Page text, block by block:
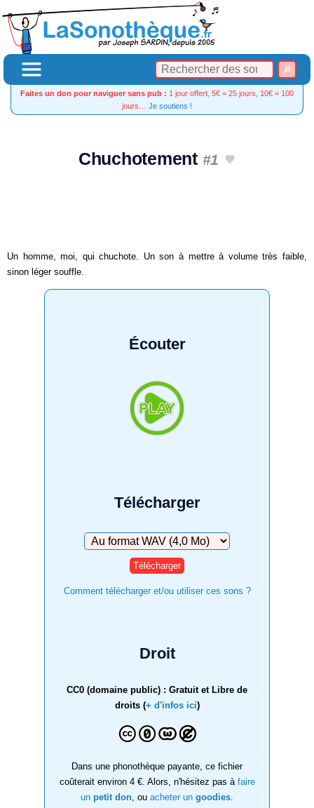
Faites un don pour naviguer sans pub : 1 jour offert, 5€ = 25 jours, 10€ = 100
jours… Je soutiens !
Chuchotement #1
Un homme, moi, qui chuchote. Un son à mettre à volume très faible,
sinon léger souffle.
Écouter
Télécharger
Télécharger
Comment télécharger et/ou utiliser ces sons ?
Droit
CC0 (domaine public) : Gratuit et Libre de
droits (+ d'infos ici)
Dans une phonothèque payante, ce fichier
coûterait environ 4 €. Alors, n'hésitez pas à faire
un petit don , ou acheter un goodies